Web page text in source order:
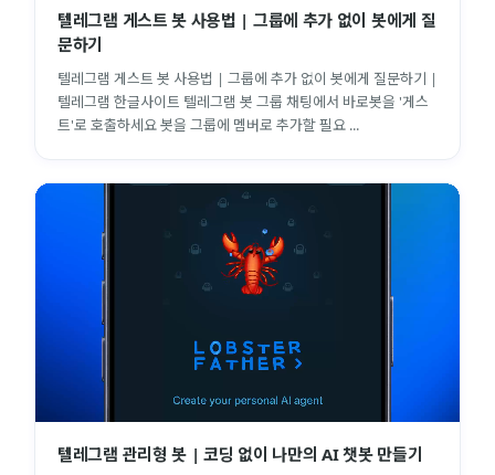
텔레그램 게스트 봇 사용법 | 그룹에 추가 없이 봇에게 질
문하기
텔레그램 게스트 봇 사용법 | 그룹에 추가 없이 봇에게 질문하기 |
텔레그램 한글사이트 텔레그램 봇 그룹 채팅에서 바로봇을 '게스
트'로 호출하세요 봇을 그룹에 멤버로 추가할 필요 ...
텔레그램 관리형 봇 | 코딩 없이 나만의 AI 챗봇 만들기